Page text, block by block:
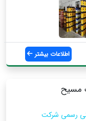
اطلاعات بیشتر
مسیح
رسمی شرکت